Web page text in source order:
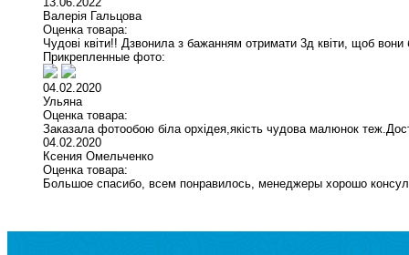
Валерія Гальцова
Оценка товара:
Чудові квіти!! Дзвонила з бажанням отримати 3д квіти, щоб
Прикрепленные фото:
04.02.2020
Ульяна
Оценка товара:
Заказала фотообою біла орхідея,якість чудова малюнок
04.02.2020
Ксения Омельченко
Оценка товара:
Большое спасибо, всем понравилось, менеджеры хорошо